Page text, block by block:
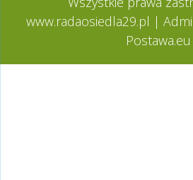
www.radaosiedla29.pl |
Postawa.eu